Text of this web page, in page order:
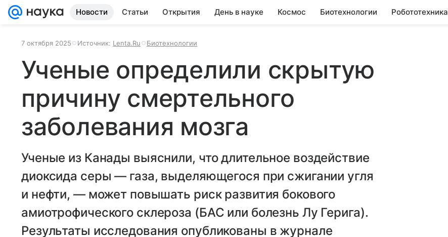
Новости Статьи Открытия День в науке Космос Биотехнологии Робототехника
7 октября 2025 Источник: Lenta.Ru Биотехнологии
Ученые определили скрытую
причину смертельного
заболевания мозга
Ученые из Канады выяснили, что длительное воздействие
диоксида серы — газа, выделяющегося при сжигании угля
и нефти, — может повышать риск развития бокового
амиотрофического склероза (БАС или болезнь Лу Герига).
Результаты исследования опубликованы в журнале